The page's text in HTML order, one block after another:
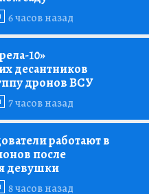
6 часов назад
10»
десантников
дронов ВСУ
7 часов назад
работают в
после
девушки
8 часов назад